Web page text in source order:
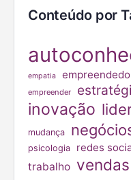
Conteúdo por
empatia
empreender
inovação
mudança
psicologia redes
trabalho vendas